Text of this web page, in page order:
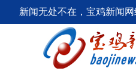
新闻无处不在，宝鸡新闻网